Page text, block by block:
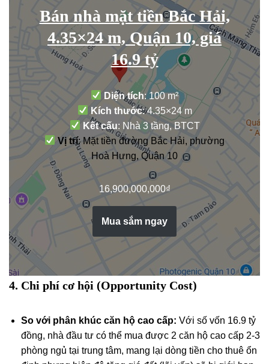
Bán nhà mặt tiền Bắc Hải,
4.35×24 m, Quận 10, giá
16.9 tỷ
Diện tích: 100 m²
Kích thước: 4.35×24 m
Kết cấu: Nhà 3 tầng, BTCT
Vị trí: Mặt tiền đường Bắc Hải, phường
Hoà Hưng, Quận 10
16,900,000,000₫
Mua sắm ngay
4. Chi phí cơ hội (Opportunity Cost)
So với phân khúc căn hộ cao cấp: Với số vốn 16.9 tỷ
đồng, nhà đầu tư có thể mua được 2 căn hộ cao cấp 2-3
phòng ngủ tại trung tâm, mang lại dòng tiền cho thuê ổn